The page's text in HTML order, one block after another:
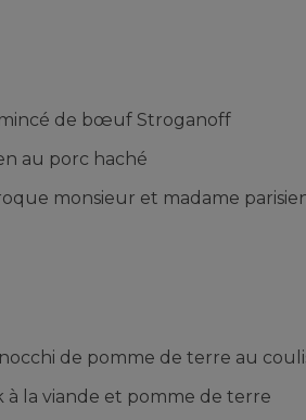
de bœuf Stroganoff
au porc haché
monsieur et madame
de pomme de terre au
à la viande et pomme de terre